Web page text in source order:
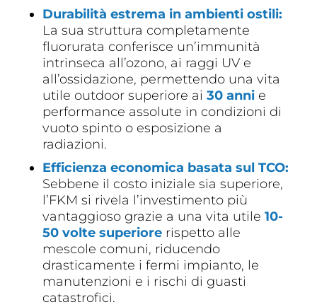
Durabilità estrema in ambienti ostili:
La sua struttura completamente
fluorurata conferisce un’immunità
intrinseca all’ozono, ai raggi UV e
all’ossidazione, permettendo una vita
utile outdoor superiore ai 30 anni e
performance assolute in condizioni di
vuoto spinto o esposizione a
radiazioni.
Efficienza economica basata sul TCO:
Sebbene il costo iniziale sia superiore,
l’FKM si rivela l’investimento più
vantaggioso grazie a una vita utile 10-
50 volte superiore rispetto alle
mescole comuni, riducendo
drasticamente i fermi impianto, le
manutenzioni e i rischi di guasti
catastrofici.